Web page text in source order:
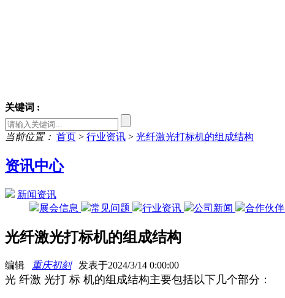
关键词 :
当前位置： 首页 > 行业资讯 > 光纤激光打标机的组成结构
资讯中心
新闻资讯
展会信息
常见问题 行业资讯 公司新闻 合作伙伴
光纤激光打标机的组成结构
编辑 重庆初刻发表于2024/3/14 0:00:00
光 纤激 光打 标 机的组成结构主要包括以下几个部分：